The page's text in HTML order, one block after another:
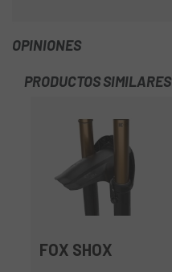
OPINIONES
PRODUCTOS SIMILARES
FOX SHOX